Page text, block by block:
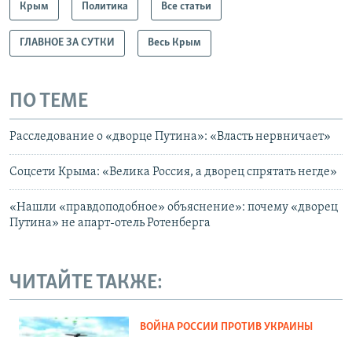
Крым Политика Все статьи
ГЛАВНОЕ ЗА СУТКИ Весь Крым
ПО ТЕМЕ
Расследование о «дворце Путина»: «Власть нервничает»
Соцсети Крыма: «Велика Россия, а дворец спрятать негде»
«Нашли «правдоподобное» объяснение»: почему «дворец
Путина» не апарт-отель Ротенберга
ЧИТАЙТЕ ТАКЖЕ:
ВОЙНА РОССИИ ПРОТИВ УКРАИНЫ